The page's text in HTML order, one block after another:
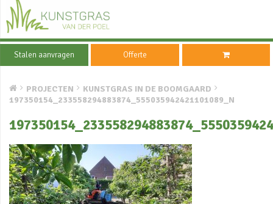
Stalen aanvragen Offerte
PROJECTEN
KUNSTGRAS IN DE BOOMGAARD
197350154_233558294883874_555035942421101089_N